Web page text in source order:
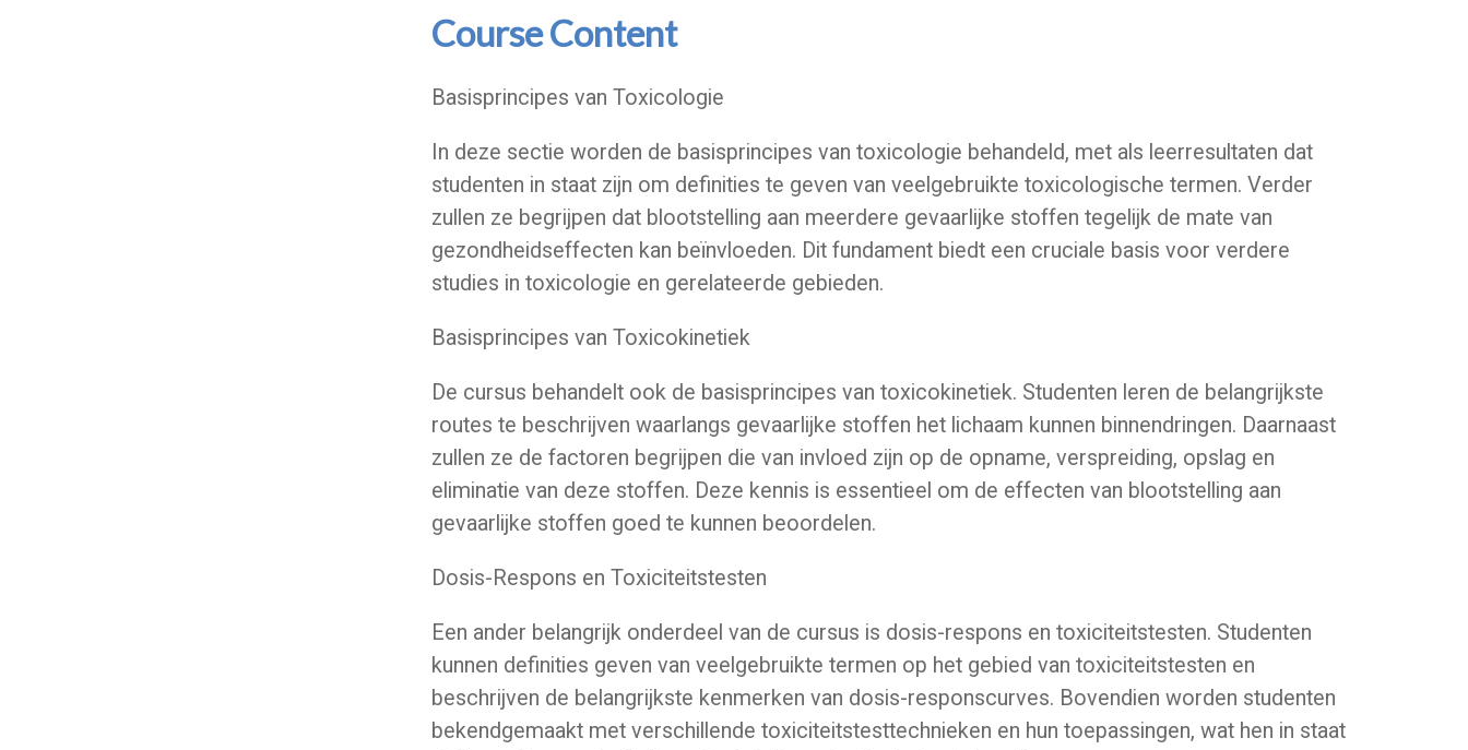
Course Content
Basisprincipes van Toxicologie
In deze sectie worden de basisprincipes van toxicologie behandeld, met als leerresultaten dat
studenten in staat zijn om definities te geven van veelgebruikte toxicologische termen. Verder
zullen ze begrijpen dat blootstelling aan meerdere gevaarlijke stoffen tegelijk de mate van
gezondheidseffecten kan beïnvloeden. Dit fundament biedt een cruciale basis voor verdere
studies in toxicologie en gerelateerde gebieden.
Basisprincipes van Toxicokinetiek
De cursus behandelt ook de basisprincipes van toxicokinetiek. Studenten leren de belangrijkste
routes te beschrijven waarlangs gevaarlijke stoffen het lichaam kunnen binnendringen. Daarnaast
zullen ze de factoren begrijpen die van invloed zijn op de opname, verspreiding, opslag en
eliminatie van deze stoffen. Deze kennis is essentieel om de effecten van blootstelling aan
gevaarlijke stoffen goed te kunnen beoordelen.
Dosis-Respons en Toxiciteitstesten
Een ander belangrijk onderdeel van de cursus is dosis-respons en toxiciteitstesten. Studenten
kunnen definities geven van veelgebruikte termen op het gebied van toxiciteitstesten en
beschrijven de belangrijkste kenmerken van dosis-responscurves. Bovendien worden studenten
bekendgemaakt met verschillende toxiciteitstesttechnieken en hun toepassingen, wat hen in staat